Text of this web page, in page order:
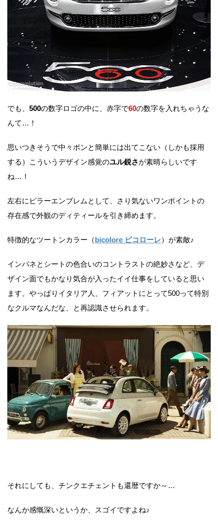
でも、 500の数字ロゴの中に、赤字で60の数字を入れちゃうな
んて…！
思いつきそうで中々ポンと簡単には出てこない（しかも採用
する）こういうデザイン感覚のユル鋭さが素晴らしいです
ね…！
左右にピラーエンブレムとして、さり気ないワンポイントの
存在感で外観のディティールを引き締めます。
特徴的なツートンカラー（bicolore ビコローレ）が素敵♪
インパネとシートの色合いのコントラストの絶妙さなど、デ
ザイン面でもかなり気合が入ったイイ仕事をしていると思い
ます。やっぱりイタリア人、フィアットにとって500って特別
なクルマなんだな、と再認識させられます。
それにしても、チンクエチェントも還暦ですか～…
なんか感慨深いというか、スゴイですよね♪